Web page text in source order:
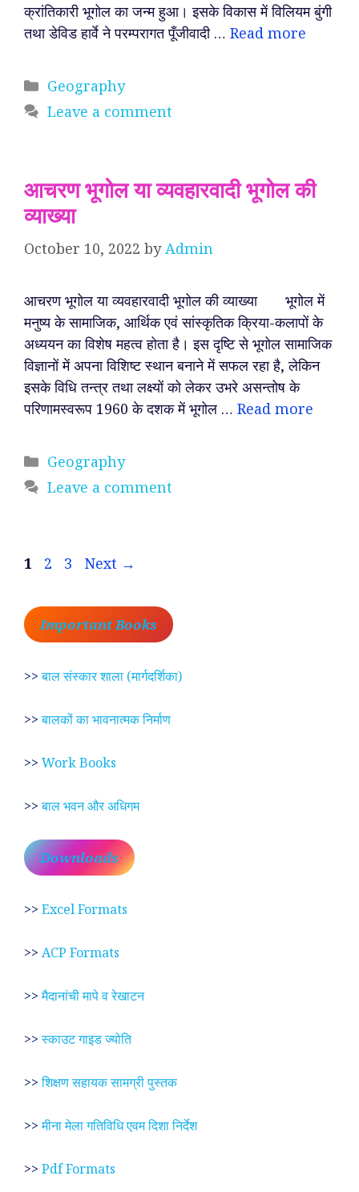
क्रांतिकारी भूगोल का जन्म हुआ। इसके विकास में विलियम बुंगी
तथा डेविड हार्वे ने परम्परागत पूँजीवादी … Read more
Categories
Geography
Leave a comment
आचरण भूगोल या व्यवहारवादी भूगोल की
व्याख्या
October 10, 2022 by Admin
आचरण भूगोल या व्यवहारवादी भूगोल की व्याख्या भूगोल में
मनुष्य के सामाजिक, आर्थिक एवं सांस्कृतिक क्रिया-कलापों के
अध्ययन का विशेष महत्व होता है। इस दृष्टि से भूगोल सामाजिक
विज्ञानों में अपना विशिष्ट स्थान बनाने में सफल रहा है, लेकिन
इसके विधि तन्त्र तथा लक्ष्यों को लेकर उभरे असन्तोष के
परिणामस्वरूप 1960 के दशक में भूगोल … Read more
Categories
Geography
Leave a comment
Page
1 Page
2 Page
3 Next →
Important Books
>>बाल संस्कार शाला (मार्गदर्शिका)
>>बालकों का भावनात्मक निर्माण
>> Work Books
>>बाल भवन और अधिगम
Downloads
>> Excel Formats
>> ACP Formats
>>मैदानांची मापे व रेखाटन
>>स्काउट गाइड ज्योति
>>शिक्षण सहायक सामग्री पुस्तक
>>मीना मेला गतिविधि एवम दिशा निर्देश
>> Pdf Formats